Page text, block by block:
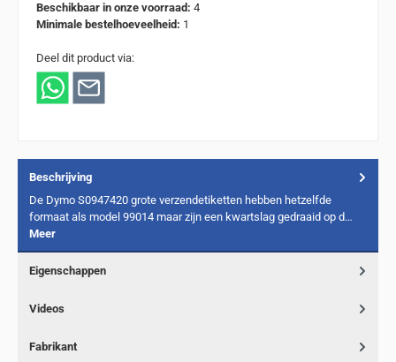
Beschikbaar in onze voorraad: 4
Minimale bestelhoeveelheid: 1
Deel dit product via:
Beschrijving
De Dymo S0947420 grote verzendetiketten hebben hetzelfde
formaat als model 99014 maar zijn een kwartslag gedraaid op d…
Meer
Eigenschappen
Videos
Fabrikant